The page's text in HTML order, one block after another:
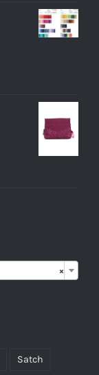
×
Satch